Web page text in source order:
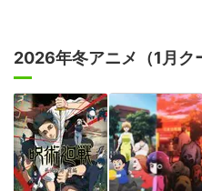
2026年冬アニメ（1月ク